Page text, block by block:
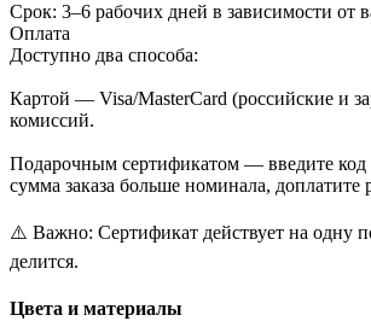
Срок: 3–6 рабочих дней в зависимости от
Оплата
Доступно два способа:
Картой — Visa/MasterCard (российские и
комиссий.
Подарочным сертификатом — введите код
сумма заказа больше номинала, доплатите
⚠️ Важно: Сертификат действует на одну
делится.
Цвета и материалы